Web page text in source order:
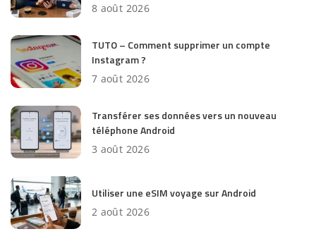
8 août 2026
TUTO – Comment supprimer un compte
Instagram ?
7 août 2026
Transférer ses données vers un nouveau
téléphone Android
3 août 2026
Utiliser une eSIM voyage sur Android
2 août 2026